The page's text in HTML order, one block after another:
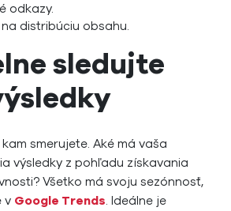
odkazy.
distribúciu obsahu.
sledujte
smerujete. Aké má vaša
výsledky z pohľadu získavania
Všetko má svoju sezónnosť,
v Google Trends. Ideálne je